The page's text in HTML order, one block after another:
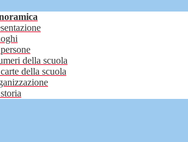
della scuola
della scuola